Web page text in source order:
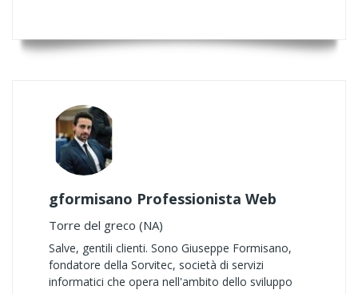
gformisano Professionista Web
Torre del greco (NA)
Salve, gentili clienti. Sono Giuseppe Formisano,
fondatore della Sorvitec, società di servizi
informatici che opera nell'ambito dello sviluppo